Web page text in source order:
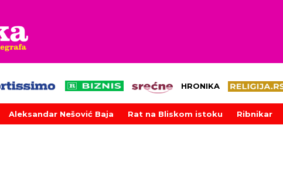
HRONIKA
Aleksandar Nešović Baja Rat na Bliskom istoku Ribnikar